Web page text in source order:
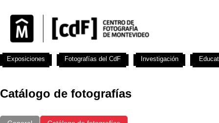
Catálogo de fotografías
Exposiciones Fotografías del CdF Investigación